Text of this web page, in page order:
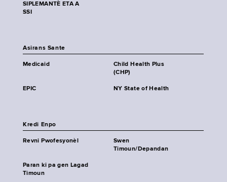
SIPLEMANTÈ ETA A
SSI
Asirans Sante
Medicaid
Child Health Plus
(CHP)
EPIC NY State of Health
Kredi Enpo
Revni Pwofesyonèl
Swen
Timoun/Depandan
Paran ki pa gen Lagad
Timoun